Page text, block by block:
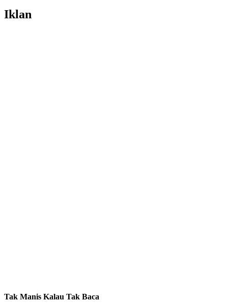
Iklan
Tak Manis Kalau Tak Baca